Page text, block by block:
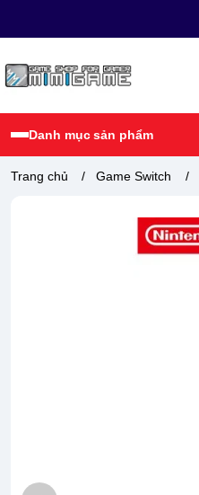
Danh mục sản phẩm
Trang chủ / Game Switch /